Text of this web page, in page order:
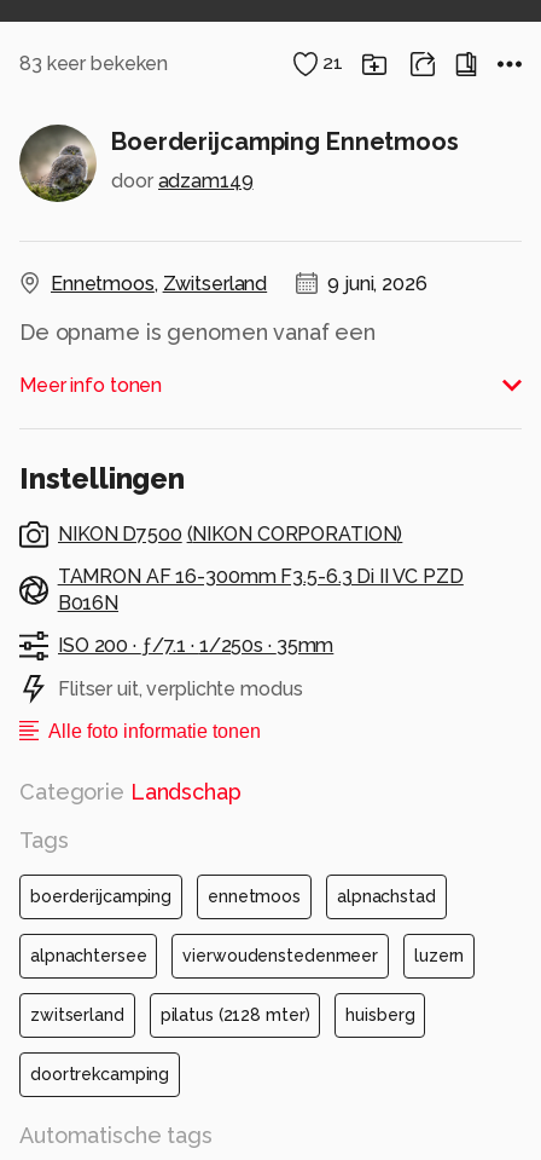
83 keer bekeken 21
Boerderijcamping Ennetmoos
door adzam149
Ennetmoos, Zwitserland 9 juni, 2026
De opname is genomen vanaf een
Op de achtergrond ligt het dorp Alpnachstad
direct aan de Alpnachtersee. Dit meer ligt in
Vierwoudenstedenmeer bij de stad Luzern in
De markante bergtop achter de Alpnachtersee
is de Pilatus (2128 mtr), de "huisberg"van Luzern.
De boerderij werd gekozen als
Alle rechten voorbehouden
Meer info tonen
Instellingen
NIKON D7500 (NIKON CORPORATION)
TAMRON AF 16-300mm F3.5-6.3 Di II VC PZD
B016N
ISO 200 · ƒ/7.1 · 1/250s · 35mm
Flitser uit, verplichte modus
Alle foto informatie tonen
Categorie Landschap
Tags
boerderijcamping ennetmoos alpnachstad
alpnachtersee vierwoudenstedenmeer luzern
zwitserland pilatus (2128 mter) huisberg
doortrekcamping
Automatische tags